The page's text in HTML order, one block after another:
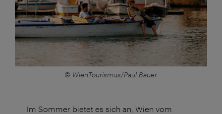
© WienTourismus/Paul Bauer
Im Sommer bietet es sich an, Wien vom